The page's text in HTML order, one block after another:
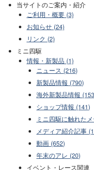
当サイトのご案内・紹介
ご利用・概要 (3)
お知らせ (24)
リンク (2)
ミニ四駆
情報・新製品 (1)
ニュース (216)
新製品情報 (790)
海外新製品情報
ショップ情報 (141)
ミニ四駆に触れた
メディア紹介記事
動画 (652)
年末のアレ (20)
イベント・レース関連